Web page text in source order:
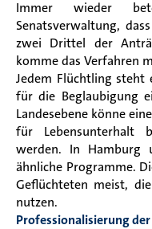
Immer wieder
Senatsverwaltung,
zwei Drittel der
komme das Verfahren
Jedem Flüchtling steht
für die Beglaubigung
Landesebene könne
für Lebensunterhalt
werden. In Hamburg
ähnliche Programme.
Geflüchteten meist,
nutzen.
Professionalisierung